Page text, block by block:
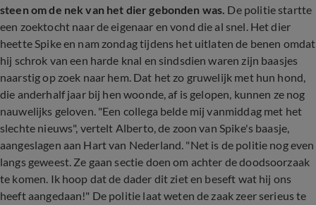
steen om de nek van het dier gebonden was. De politie startte
een zoektocht naar de eigenaar en vond die al snel. Het dier
heette Spike en nam zondag tijdens het uitlaten de benen omdat
hij schrok van een harde knal en sindsdien waren zijn baasjes
naarstig op zoek naar hem. Dat het zo gruwelijk met hun hond,
die anderhalf jaar bij hen woonde, af is gelopen, kunnen ze nog
nauwelijks geloven. "Een collega belde mij vanmiddag met het
slechte nieuws", vertelt Alberto, de zoon van Spike's baasje,
aangeslagen aan Hart van Nederland. "Net is de politie nog even
langs geweest. Ze gaan sectie doen om achter de doodsoorzaak
te komen. Ik hoop dat de dader dit ziet en beseft wat hij ons
heeft aangedaan!" De politie laat weten de zaak zeer serieus te